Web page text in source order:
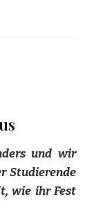
und wir
Studierende
wie ihr Fest